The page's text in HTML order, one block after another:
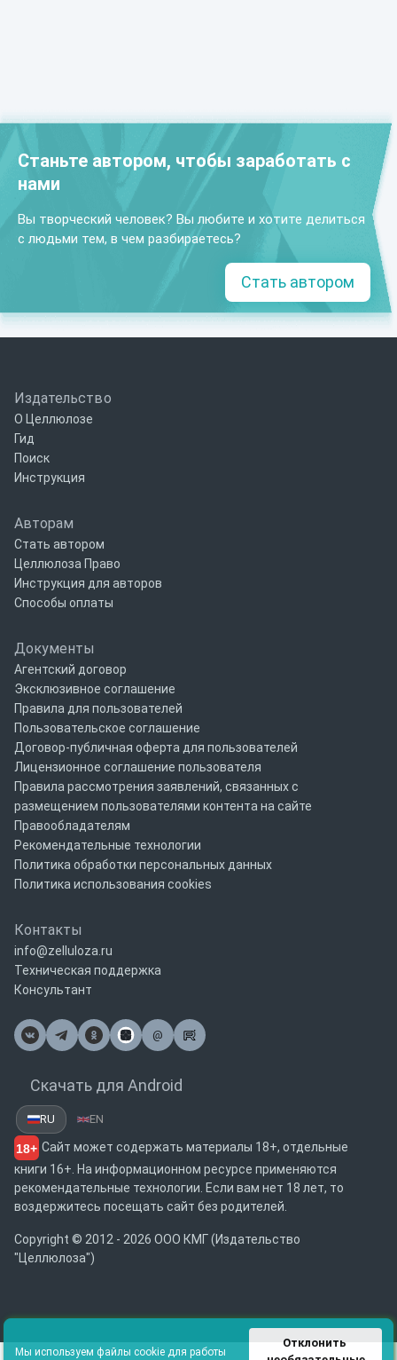
Станьте автором, чтобы заработать с
нами
Вы творческий человек? Вы любите и хотите делиться
с людьми тем, в чем разбираетесь?
Стать автором
Издательство
О Целлюлозе
Гид
Поиск
Инструкция
Авторам
Стать автором
Целлюлоза Право
Инструкция для авторов
Способы оплаты
Документы
Агентский договор
Эксклюзивное соглашение
Правила для пользователей
Пользовательское соглашение
Договор-публичная оферта для пользователей
Лицензионное соглашение пользователя
Правила рассмотрения заявлений, связанных с
размещением пользователями контента на сайте
Правообладателям
Рекомендательные технологии
Политика обработки персональных данных
Политика использования cookies
Контакты
info@zelluloza.ru
Техническая поддержка
Консультант
@
Почта
Скачать для Android
RU EN
18+ Сайт может содержать материалы 18+, отдельные
книги 16+. На информационном ресурсе применяются
рекомендательные технологии. Если вам нет 18 лет, то
воздержитесь посещать сайт без родителей.
Copyright © 2012 - 2026 ООО КМГ (Издательство
"Целлюлоза")
Мы используем файлы cookie для работы
Отклонить